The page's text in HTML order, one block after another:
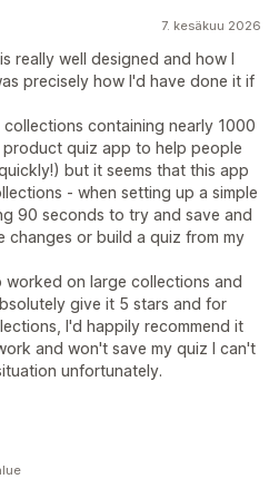
7. kesäkuu 2026
really well designed and how I
precisely how I'd have done it if
containing nearly 1000
quiz app to help people
but it seems that this app
- when setting up a simple
90 seconds to try and save and
changes or build a quiz from my
worked on large collections and
give it 5 stars and for
I'd happily recommend it
and won't save my quiz I can't
unfortunately.